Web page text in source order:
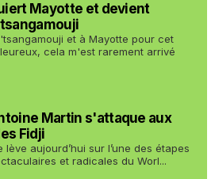
Mayotte et devient
et à Mayotte pour cet
cela m'est rarement arrivé
Martin s'attaque aux
Fidji
lève aujourd’hui sur l’une des étapes
et radicales du Worl...